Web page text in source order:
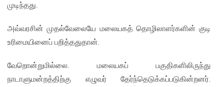
முடிந்தது.
அவ்வரசின் முதல்வேலையே மலையகத் தொழிலாளர்களின் குடி
உரிமையினைப் பறித்ததுதான்.
வேறொன்றுமில்லை. மலையகப் பகுதிகளிலிருந்து
நாடாளுமன்றத்திற்கு எழுவர் தேர்ந்தெடுக்கப்படுகின்றனர்.